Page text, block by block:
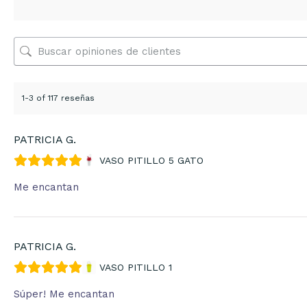
1-3 of 117 reseñas
PATRICIA G.
VASO PITILLO 5 GATO
Me encantan
PATRICIA G.
VASO PITILLO 1
Súper! Me encantan